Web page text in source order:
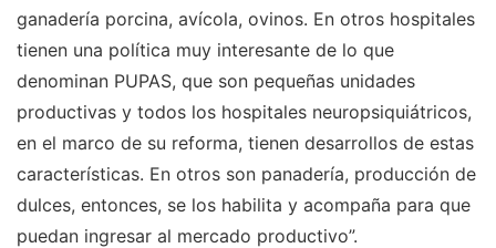
ganadería porcina, avícola, ovinos. En otros hospitales
tienen una política muy interesante de lo que
denominan PUPAS, que son pequeñas unidades
productivas y todos los hospitales neuropsiquiátricos,
en el marco de su reforma, tienen desarrollos de estas
características. En otros son panadería, producción de
dulces, entonces, se los habilita y acompaña para que
puedan ingresar al mercado productivo”.